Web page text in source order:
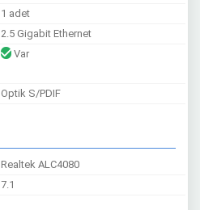
1 adet
2.5 Gigabit Ethernet
Var
Optik S/PDIF
Realtek ALC4080
7.1